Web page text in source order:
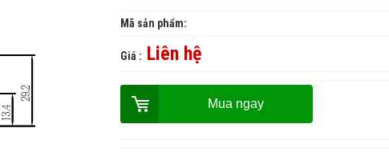
Mã sản phẩm:
Giá : Liên hệ
Mua ngay